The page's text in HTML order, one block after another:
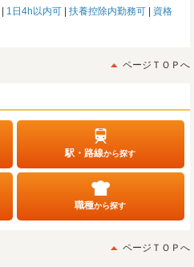
1日4h以内可 扶養控除内勤務可
資格
ページＴＯＰへ
駅・路線から探す
職種から探す
ページＴＯＰへ